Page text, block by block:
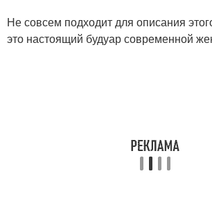
Не совсем подходит для описания
это настоящий будуар современной